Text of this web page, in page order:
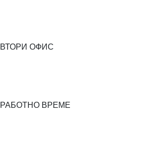
ВТОРИ ОФИС
РАБОТНО ВРЕМЕ